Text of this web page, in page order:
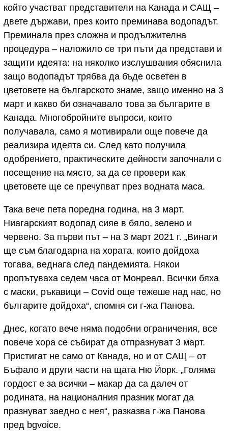
който участват представители на Канада и САЩ –
двете държави, през които преминава водопадът.
Преминала през сложна и продължителна
процедура – наложило се три пъти да представи и
защити идеята: на няколко изслушвания обяснила
защо водопадът трябва да бъде осветен в
цветовете на българското знаме, защо именно на 3
март и какво би означавало това за българите в
Канада. Многобройните въпроси, които
получавала, само я мотивирали още повече да
реализира идеята си. След като получила
одобрението, практическите дейности започнали с
посещение на място, за да се провери как
цветовете ще се пречупват през водната маса.
Така вече пета поредна година, на 3 март,
Ниагарският водопад сияе в бяло, зелено и
червено. За първи път – на 3 март 2021 г. „Винаги
ще съм благодарна на хората, които дойдоха
тогава, веднага след пандемията. Някои
пропътуваха седем часа от Монреал. Всички бяха
с маски, ръкавици – Covid още тежеше над нас, но
българите дойдоха“, спомня си г-жа Панова.
Днес, когато вече няма подобни ограничения, все
повече хора се събират да отпразнуват 3 март.
Пристигат не само от Канада, но и от САЩ – от
Бъфало и други части на щата Ню Йорк. „Голяма
гордост е за всички – макар да са далеч от
родината, на националния празник могат да
празнуват заедно с нея“, разказва г-жа Панова
пред bgvoice.